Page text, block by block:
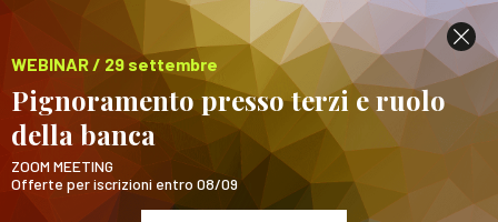
WEBINAR / 29 settembre
Pignoramento presso terzi e ruolo
della banca
ZOOM MEETING
Offerte per iscrizioni entro 08/09